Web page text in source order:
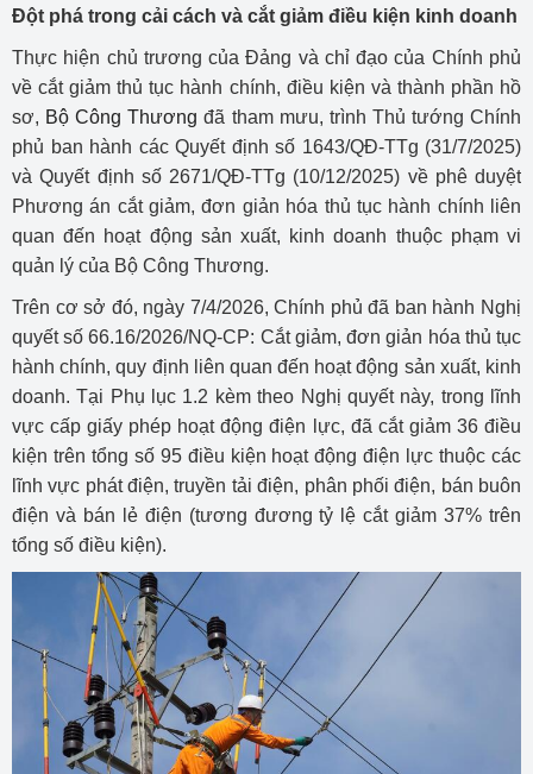
Đột phá trong cải cách và cắt giảm điều kiện kinh doanh
Thực hiện chủ trương của Đảng và chỉ đạo của Chính phủ
về cắt giảm thủ tục hành chính, điều kiện và thành phần hồ
sơ, Bộ Công Thương đã tham mưu, trình Thủ tướng Chính
phủ ban hành các Quyết định số 1643/QĐ-TTg (31/7/2025)
và Quyết định số 2671/QĐ-TTg (10/12/2025) về phê duyệt
Phương án cắt giảm, đơn giản hóa thủ tục hành chính liên
quan đến hoạt động sản xuất, kinh doanh thuộc phạm vi
quản lý của Bộ Công Thương.
Trên cơ sở đó, ngày 7/4/2026, Chính phủ đã ban hành Nghị
quyết số 66.16/2026/NQ-CP: Cắt giảm, đơn giản hóa thủ tục
hành chính, quy định liên quan đến hoạt động sản xuất, kinh
doanh. Tại Phụ lục 1.2 kèm theo Nghị quyết này, trong lĩnh
vực cấp giấy phép hoạt động điện lực, đã cắt giảm 36 điều
kiện trên tổng số 95 điều kiện hoạt động điện lực thuộc các
lĩnh vực phát điện, truyền tải điện, phân phối điện, bán buôn
điện và bán lẻ điện (tương đương tỷ lệ cắt giảm 37% trên
tổng số điều kiện).